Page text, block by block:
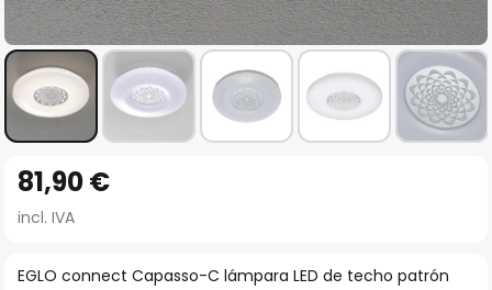
comienzo
laEGLO connect Capasso-C lámpara LED de techo patrón
81,90 €
incl. IVA